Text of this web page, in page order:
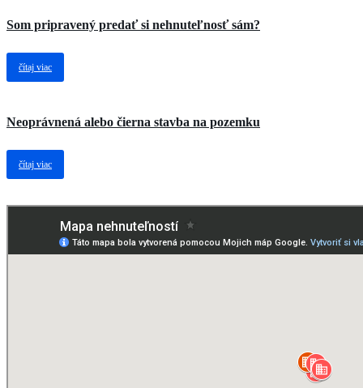
Som pripravený predať si nehnuteľnosť sám?
čítaj viac
Neoprávnená alebo čierna stavba na pozemku
čítaj viac